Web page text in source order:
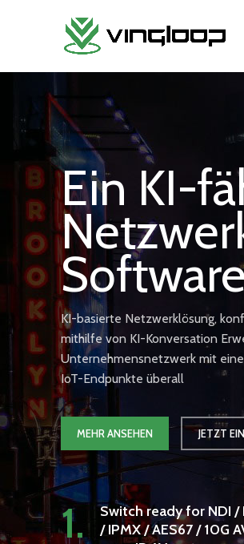
Ein KI-
KI-basierte Netzwerklösung,
mithilfe von KI-Konversation
Unternehmensnetzwerk mit
IoT-Endpunkte überall
MEHR ANSEHEN JETZT
1.
Switch ready for NDI /
/ IPMX / AES67 / 10G